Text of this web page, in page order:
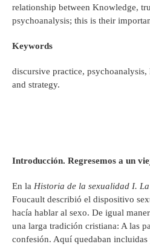
relationship between Knowledge,
psychoanalysis; this is their
Keywords
discursive practice,
and strategy.
Introducción. Regresemos a un
En la Historia de la sexualidad I.
Foucault describió el dispositivo
hacía hablar al sexo. De igual
una larga tradición cristiana: A las
confesión. Aquí quedaban